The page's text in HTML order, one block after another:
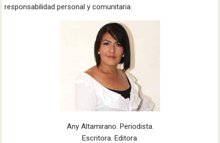
responsabilidad personal y comunitaria.
Any Altamirano. Periodista.
Escritora. Editora.